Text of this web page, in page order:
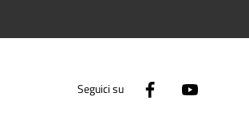
Seguici su